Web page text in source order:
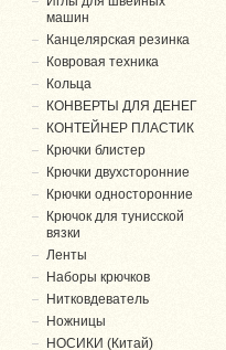
машин
Канцелярская резинка
Ковровая техника
Кольца
КОНВЕРТЫ ДЛЯ ДЕНЕГ
КОНТЕЙНЕР ПЛАСТИК
Крючки блистер
Крючки двухсторонние
Крючки односторонние
Крючок для тунисской
вязки
Ленты
Наборы крючков
Нитковдеватель
Ножницы
НОСИКИ (Китай)